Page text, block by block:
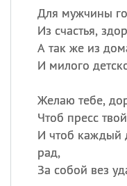
Для мужчины
Из счастья,
А так же из
И милого
Желаю тебе,
Чтоб пресс
И чтоб каждый
рад,
За собой вез